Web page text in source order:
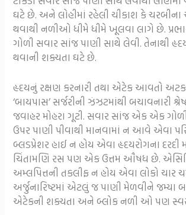
ઘટે છે. અને લોહીમાં રહેલી ચીકાશ કે
થવાથી નળીઓ ધીમે ધીમે ખૂલવા લાગે છે.
ગોળી સવાર સાંજ પાણી સાથે લેવી. તેનાથી
થવાની શક્યતા ઘટે છે.
હૃદયનું રક્ષણ કરનારી તથા એટેક આવતો
‘બાયપાસ’ સર્જરીની ઝંઝટમાંથી બચાવનારી
જવાહર મોહરા ગૂટી. સવાર સાંજ એક એક
ઉપર પાણી પીવાથી માનવામાં ન આવે એવા
બ્લડપ્રેશર હાઈ ન હોય એવા હૃદયરોગના દરદી
ચિંતામણિ રસ પણ એક ઉત્તમ ઔષધ છે.
અમ્લપિત્તની તકલીફ ન હોય એવા લોકો ચાર
અર્જુનારિષ્ટમાં એટલું જ પાણી મેળવીને જમ્યા
એટેકની શક્યતા અને બ્લોક નળી ઓ પણ